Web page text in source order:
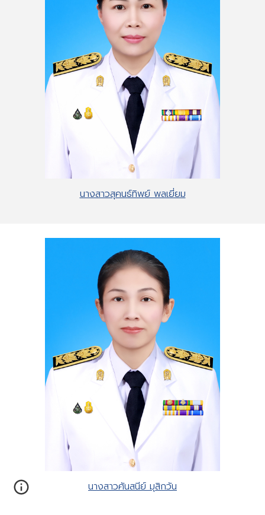
นางสาวสุคนธ์ทิพย์ พลเยี่ยม
นางสาวศันสนีย์ มุสิกวัน